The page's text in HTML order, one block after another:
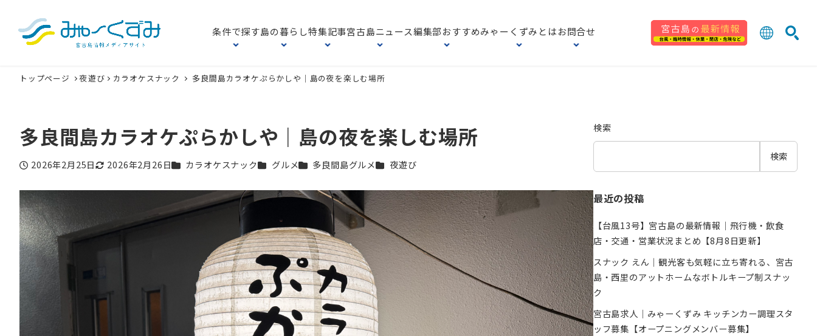
条件で探す島の暮らし特集記事宮古島ニュース編集部おすすめみゃーくずみとはお問合せ
トップページ 夜遊び カラオケスナック 多良間島カラオケぷらかしや｜島の夜を楽しむ場所
多良間島カラオケぷらかしや｜島の夜を楽しむ場所
投稿日
2026年2月25日
更新日
2026年2月26日カテゴリー
カラオケスナックカテゴリー
グルメカテゴリー
多良間島グルメカテゴリー
夜遊び
検索
検索
最近の投稿
【台風13号】宮古島の最新情報｜飛行機・飲食
店・交通・営業状況まとめ【8月8日更新】
スナック えん｜観光客も気軽に立ち寄れる、宮古
島・西里のアットホームなボトルキープ制スナッ
ク
宮古島求人｜みゃーくずみ キッチンカー調理スタ
ッフ募集【オープニングメンバー募集】